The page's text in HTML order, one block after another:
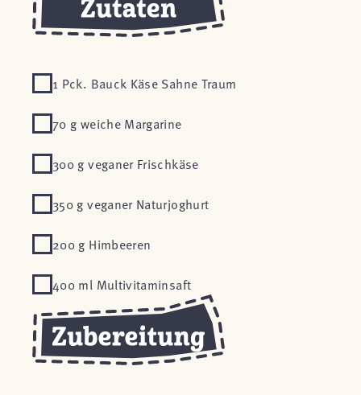
1 Pck. Bauck Käse Sahne Traum
70 g weiche Margarine
300 g veganer Frischkäse
350 g veganer Naturjoghurt
200 g Himbeeren
400 ml Multivitaminsaft